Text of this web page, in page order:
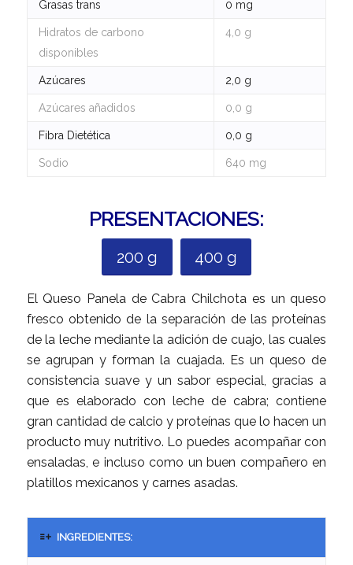
Grasas trans 0 mg
Hidratos de carbono
disponibles
4,0 g
Azúcares 2,0 g
Azúcares añadidos 0,0 g
Fibra Dietética 0,0 g
Sodio 640 mg
PRESENTACIONES:
200 g 400 g
El Queso Panela de Cabra Chilchota es un queso
fresco obtenido de la separación de las proteínas
de la leche mediante la adición de cuajo, las cuales
se agrupan y forman la cuajada. Es un queso de
consistencia suave y un sabor especial, gracias a
que es elaborado con leche de cabra; contiene
gran cantidad de calcio y proteínas que lo hacen un
producto muy nutritivo. Lo puedes acompañar con
ensaladas, e incluso como un buen compañero en
platillos mexicanos y carnes asadas.
INGREDIENTES: